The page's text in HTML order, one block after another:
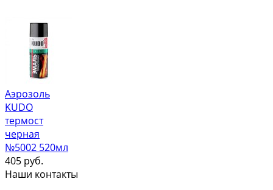
Аэрозоль
KUDO
термост
черная
№5002 520мл
405 руб.
Наши контакты